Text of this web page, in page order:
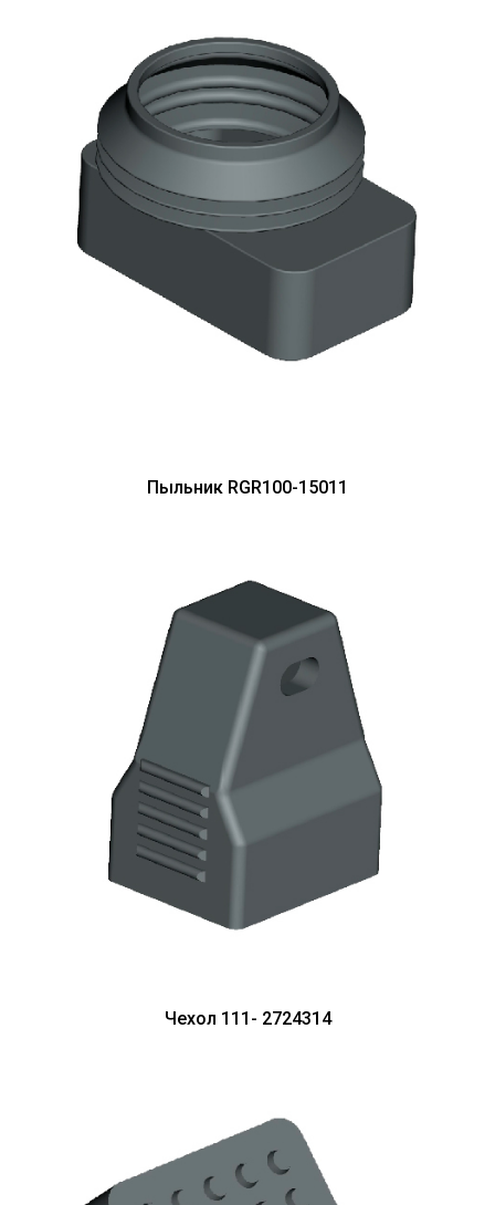
Пыльник RGR100-15011
Чехол 111- 2724314